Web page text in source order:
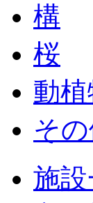
構
桜
動植
そ
施